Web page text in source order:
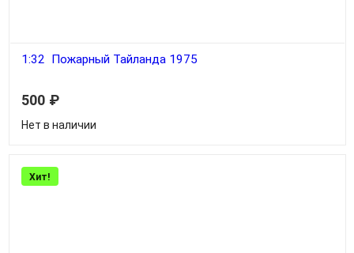
1:32 Пожарный Тайланда 1975
500 ₽
Нет в наличии
Хит!